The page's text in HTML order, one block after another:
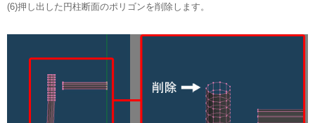
(6)押し出した円柱断面のポリゴンを削除します。